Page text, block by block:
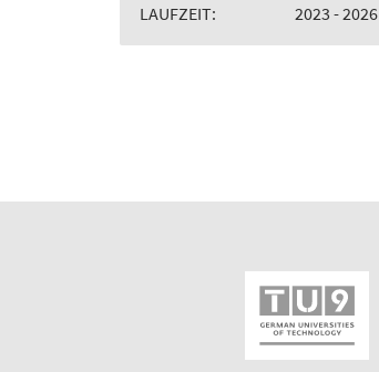
LAUFZEIT:
2023 - 2026